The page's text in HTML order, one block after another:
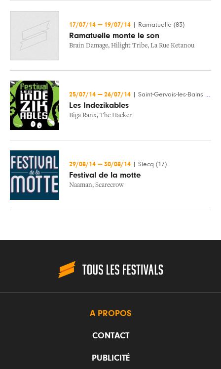
17/07/14 — 19/07/14 Ramatuelle (83)
Ramatuelle monte le son
Brain Damage, Hilight Tribe, La Rue Ketanou
25/07/14 — 26/07/14 Saint-Gervais-les-Bains (74)
Les Indezikables
Biga Ranx, The Hacker
29/08/14 — 30/08/14 Siecq (17)
Festival de la motte
Naaman, Scarecrow
A PROPOS
CONTACT
PUBLICITÉ